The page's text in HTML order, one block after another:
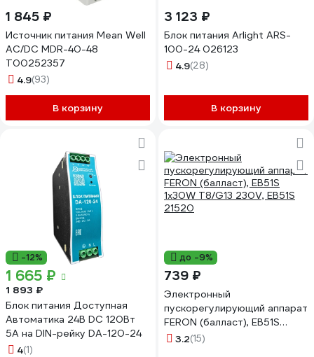
1 845 ₽
Источник питания Mean Well
AC/DC MDR-40-48
Т00252357
4.9(93)
В корзину
3 123 ₽
Блок питания Arlight ARS-
100-24 026123
4.9(28)
В корзину
-12%
1 665 ₽
1 893 ₽
Блок питания Доступная
Автоматика 24В DC 120Вт
5А на DIN-рейку DA-120-24
4(1)
до -9%
739 ₽
Электронный
пускорегулирующий аппарат
FERON (балласт), EB51S
1х30W T8/G13 230V, EB51S
3.2(15)